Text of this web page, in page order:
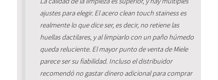
ajustes para elegir. El acero clean touch stainess es
realmente lo que dice ser, es decir, no retiene las
huellas dactilares, y al limpiarlo con un paño húmedo
queda reluciente. El mayor punto de venta de Miele
parece ser su fiabilidad. Incluso el distribuidor
recomendó no gastar dinero adicional para comprar